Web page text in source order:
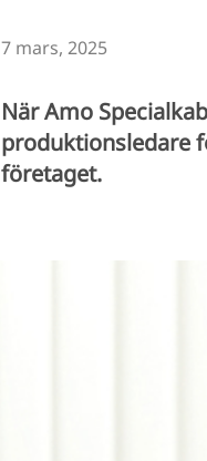
7 mars, 2025
När Amo
produktionsledare
företaget.